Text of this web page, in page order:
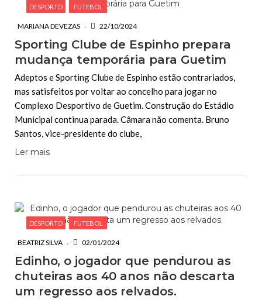
DESPORTO FUTEBOL
MARIANA DEVEZAS 22/10/2024
Sporting Clube de Espinho prepara
mudança temporária para Guetim
Adeptos e Sporting Clube de Espinho estão contrariados,
mas satisfeitos por voltar ao concelho para jogar no
Complexo Desportivo de Guetim. Construção do Estádio
Municipal continua parada. Câmara não comenta. Bruno
Santos, vice-presidente do clube,
Ler mais
DESPORTO FUTEBOL
BEATRIZ SILVA 02/01/2024
Edinho, o jogador que pendurou as
chuteiras aos 40 anos não descarta
um regresso aos relvados.